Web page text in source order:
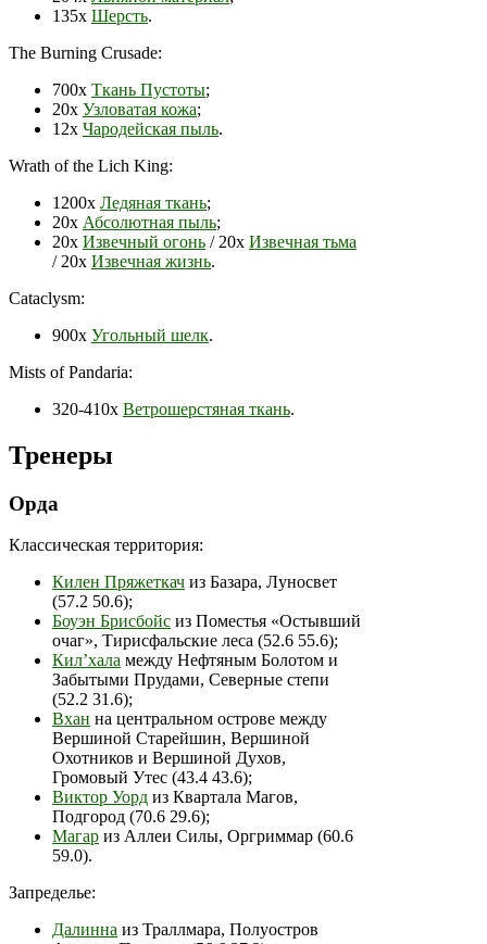
135х Шерсть.
The Burning Crusade:
700х Ткань Пустоты;
20х Узловатая кожа;
12х Чародейская пыль.
Wrath of the Lich King:
1200х Ледяная ткань;
20х Абсолютная пыль;
20х Извечный огонь / 20х Извечная тьма
/ 20х Извечная жизнь.
Cataclysm:
900х Угольный шелк.
Mists of Pandaria:
320-410х Ветрошерстяная ткань.
Тренеры
Орда
Классическая территория:
Килен Пряжеткач из Базара, Луносвет
(57.2 50.6);
Боуэн Брисбойс из Поместья «Остывший
очаг», Тирисфальские леса (52.6 55.6);
Кил’хала между Нефтяным Болотом и
Забытыми Прудами, Северные степи
(52.2 31.6);
Вхан на центральном острове между
Вершиной Старейшин, Вершиной
Охотников и Вершиной Духов,
Громовый Утес (43.4 43.6);
Виктор Уорд из Квартала Магов,
Подгород (70.6 29.6);
Магар из Аллеи Силы, Оргриммар (60.6
59.0).
Запределье:
Далинна из Траллмара, Полуостров